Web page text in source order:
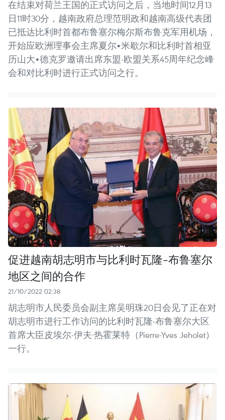
在结束对荷兰王国的正式访问之后，当地时间12月13
日11时30分，越南政府总理范明政和越南高级代表团
已抵达比利时首都布鲁塞尔梅尔斯布鲁克军用机场，
开始应欧洲理事会主席夏尔•米歇尔和比利时首相亚
历山大•德克罗邀请出席东盟-欧盟关系45周年纪念峰
会和对比利时进行正式访问之行。
促进越南胡志明市与比利时瓦隆-布鲁塞尔
地区之间的合作
21/10/2022 02:38
胡志明市人民委员会副主席吴明珠20日会见了正在对
胡志明市进行工作访问的比利时瓦隆-布鲁塞尔大区
首席大臣皮埃尔-伊夫·热霍莱特（Pierre-Yves Jeholet）
一行。